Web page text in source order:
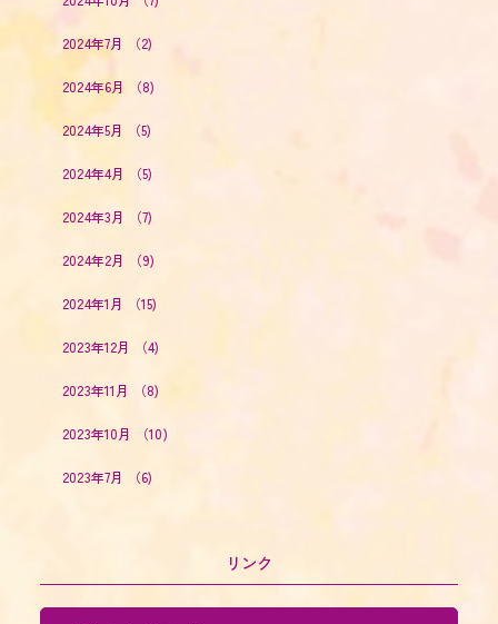
2024年7月 （2)
2024年6月 （8)
2024年5月 （5)
2024年4月 （5)
2024年3月 （7)
2024年2月 （9)
2024年1月 （15)
2023年12月 （4)
2023年11月 （8)
2023年10月 （10)
2023年7月 （6)
リンク